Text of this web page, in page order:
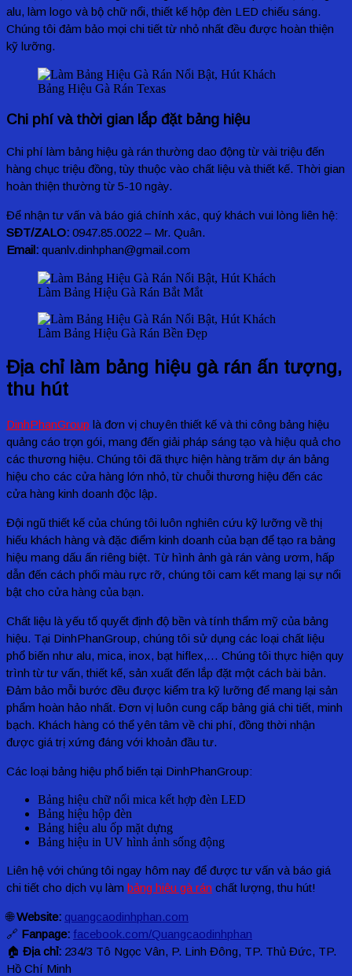
alu, làm logo và bộ chữ nổi, thiết kế hộp đèn LED chiếu sáng.
Chúng tôi đảm bảo mọi chi tiết từ nhỏ nhất đều được hoàn thiện
kỹ lưỡng.
Bảng Hiệu Gà Rán Texas
Chi phí và thời gian lắp đặt bảng hiệu
Chi phí làm bảng hiệu gà rán thường dao động từ vài triệu đến
hàng chục triệu đồng, tùy thuộc vào chất liệu và thiết kế. Thời gian
hoàn thiện thường từ 5-10 ngày.
Để nhận tư vấn và báo giá chính xác, quý khách vui lòng liên hệ:
SĐT/ZALO: 0947.85.0022 – Mr. Quân.
Email: quanlv.dinhphan@gmail.com
Làm Bảng Hiệu Gà Rán Bắt Mắt
Làm Bảng Hiệu Gà Rán Bền Đẹp
Địa chỉ làm bảng hiệu gà rán ấn tượng,
thu hút
DinhPhanGroup là đơn vị chuyên thiết kế và thi công bảng hiệu
quảng cáo trọn gói, mang đến giải pháp sáng tạo và hiệu quả cho
các thương hiệu. Chúng tôi đã thực hiện hàng trăm dự án bảng
hiệu cho các cửa hàng lớn nhỏ, từ chuỗi thương hiệu đến các
cửa hàng kinh doanh độc lập.
Đội ngũ thiết kế của chúng tôi luôn nghiên cứu kỹ lưỡng về thị
hiếu khách hàng và đặc điểm kinh doanh của bạn để tạo ra bảng
hiệu mang dấu ấn riêng biệt. Từ hình ảnh gà rán vàng ươm, hấp
dẫn đến cách phối màu rực rỡ, chúng tôi cam kết mang lại sự nổi
bật cho cửa hàng của bạn.
Chất liệu là yếu tố quyết định độ bền và tính thẩm mỹ của bảng
hiệu. Tại DinhPhanGroup, chúng tôi sử dụng các loại chất liệu
phổ biến như alu, mica, inox, bạt hiflex,… Chúng tôi thực hiện quy
trình từ tư vấn, thiết kế, sản xuất đến lắp đặt một cách bài bản.
Đảm bảo mỗi bước đều được kiểm tra kỹ lưỡng để mang lại sản
phẩm hoàn hảo nhất. Đơn vị luôn cung cấp bảng giá chi tiết, minh
bạch. Khách hàng có thể yên tâm về chi phí, đồng thời nhận
được giá trị xứng đáng với khoản đầu tư.
Các loại bảng hiệu phổ biến tại DinhPhanGroup:
Bảng hiệu chữ nổi mica kết hợp đèn LED
Bảng hiệu hộp đèn
Bảng hiệu alu ốp mặt dựng
Bảng hiệu in UV hình ảnh sống động
Liên hệ với chúng tôi ngay hôm nay để được tư vấn và báo giá
chi tiết cho dịch vụ làm bảng hiệu gà rán chất lượng, thu hút!
🌐Website: quangcaodinhphan.com
🔗 Fanpage: facebook.com/Quangcaodinhphan
🏠 Địa chỉ: 234/3 Tô Ngọc Vân, P. Linh Đông, TP. Thủ Đức, TP.
Hồ Chí Minh